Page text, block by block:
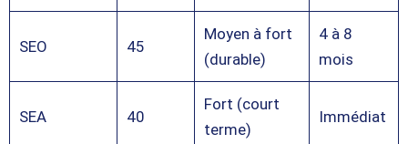
SEO 45
Moyen à fort
(durable)
4 à 8
mois
SEA 40
Fort (court
terme)
Immédiat